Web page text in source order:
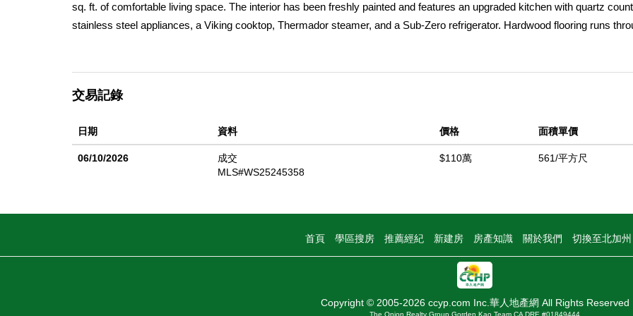
sq. ft. of comfortable living space. The interior has been freshly painted and features an upgraded kitchen with quartz
stainless steel appliances, a Viking cooktop, Thermador steamer, and a Sub-Zero refrigerator. Hardwood flooring runs
hillsâ€”perfect for enjoying your morning coffee or evening sunsets.
交易記錄
日期 資料 價格 面積單價
06/10/2026
成交
MLS#WS25245358
$110萬 561/平方尺
首頁 學區搜房 推薦經紀 新建房 房產知識 關於我們 切換至北加州
Copyright © 2005-2026 ccyp.com Inc.華人地產網 All Rights Reserved
The Onion Realty Group Gorden Kao Team CA DRE #01849444